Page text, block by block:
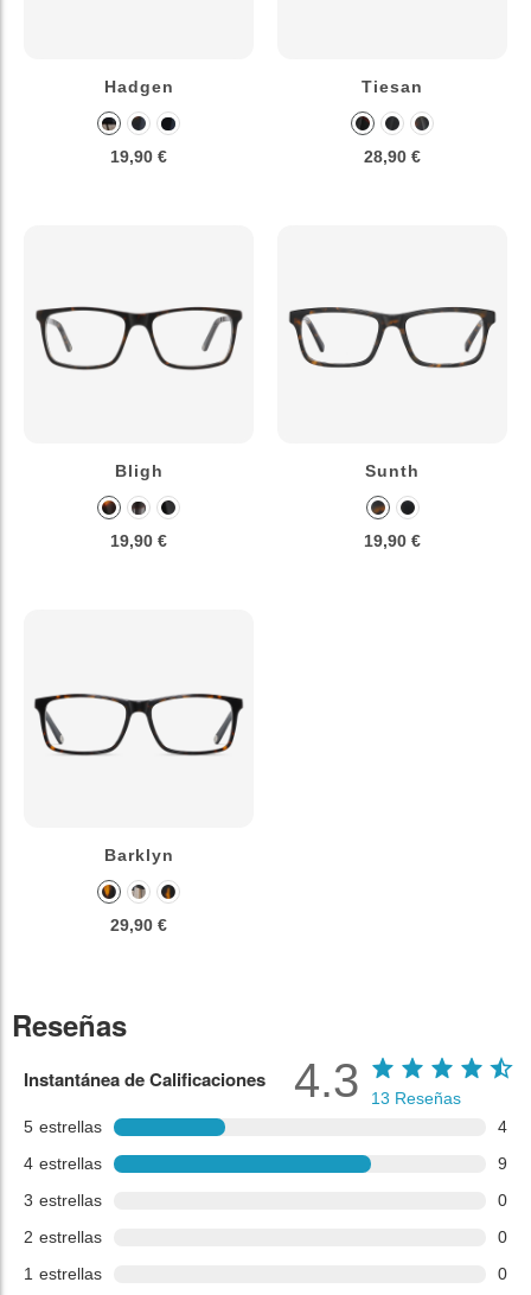
Hadgen
19,90 €
Tiesan
28,90 €
Bligh
19,90 €
Sunth
19,90 €
Barklyn
29,90 €
Reseñas
Instantánea de Calificaciones
5 estrellas
4
4 estrellas
9
3 estrellas
0
2 estrellas
0
1 estrellas 0
4.3 13 Reseñas